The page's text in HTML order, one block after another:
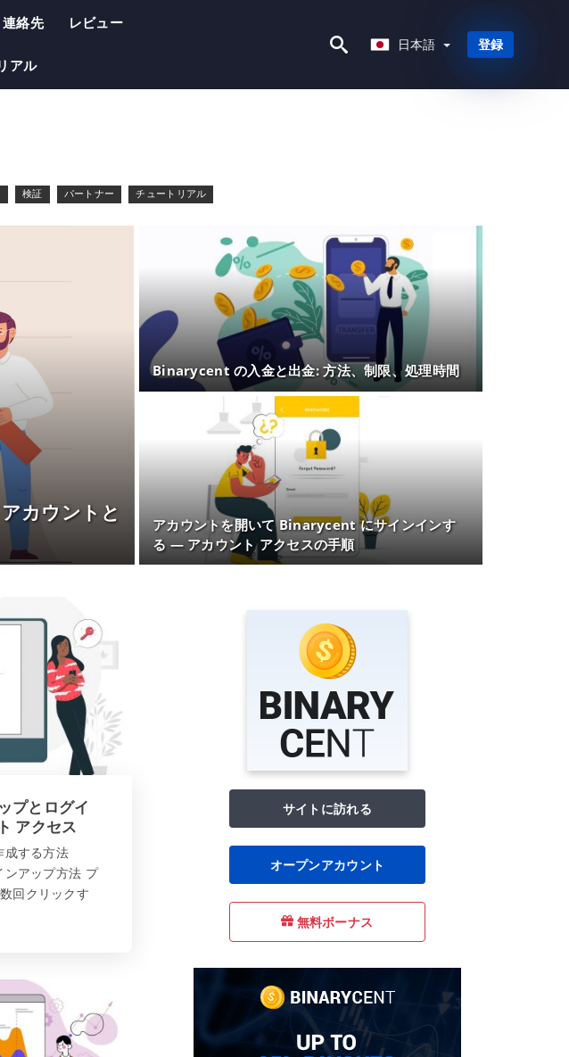
連絡先 レビュー
アル
日本語 登録
検証 パートナー チュートリアル
カウントと
Binarycent の入金と出金: 方法、制限、処理時間
アカウントを開いて Binarycent にサインインす
る — アカウント アクセスの手順
プとログイ
アクセス
成する方法
アップ方法 プ
回クリックす
「サインアッ
サイトに訪れる
オープンアカウント
無料ボーナス